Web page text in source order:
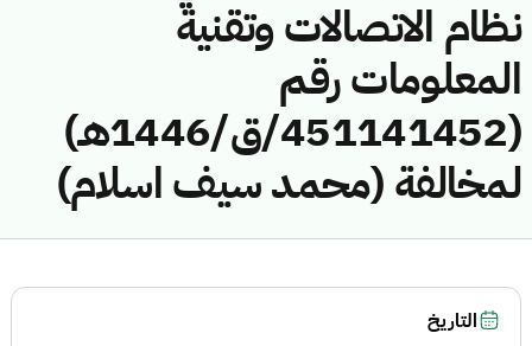
نظام الاتصالات وتقنية
المعلومات رقم
(451141452/ق/1446هـ)
لمخالفة (محمد سيف اسلام)
التاريخ